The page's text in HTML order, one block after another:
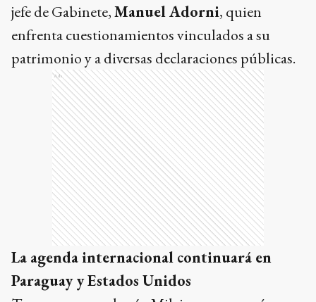
jefe de Gabinete,Manuel Adorni, quien
enfrenta cuestionamientos vinculados a su
patrimonio y a diversas declaraciones públicas.
Ads
La agenda internacional continuará en
Paraguay y Estados Unidos